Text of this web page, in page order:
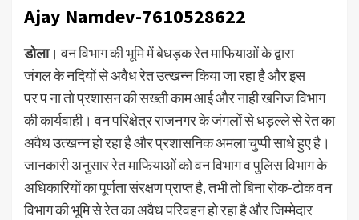
Ajay Namdev-7610528622
डोला। वन विभाग की भूमि में बेधड़क रेत माफियाओं के द्वारा
जंगल के नदियों से अवैध रेत उत्खन्न किया जा रहा है और इस
पर प ना तो प्रशासन की सख्ती काम आई और नाही खनिज विभाग
की कार्यवाही। वन परिक्षेत्र राजनगर के जंगलों से धड़ल्ले से रेत का
अवैध उत्खन्न हो रहा है और प्रशासनिक अमला चुप्पी साधे हुए है।
जानकारी अनुसार रेत माफियाओं को वन विभाग व पुलिस विभाग के
अधिकारियों का पूर्णता संरक्षण प्राप्त है, तभी तो बिना रोक-टोक वन
विभाग की भूमि से रेत का अवैध परिवहन हो रहा है और जिम्मेदार